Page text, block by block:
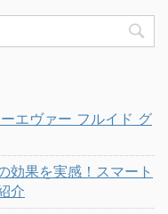
エヴァー フルイド グ
効果を実感！スマート
介